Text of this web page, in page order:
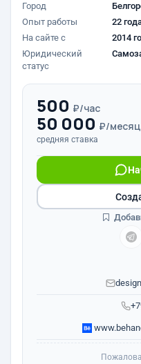
Город
Опыт работы
22
На сайте с
2014
Юридический
статус
500 ₽/час
50 000 ₽/месяц
средняя ставка